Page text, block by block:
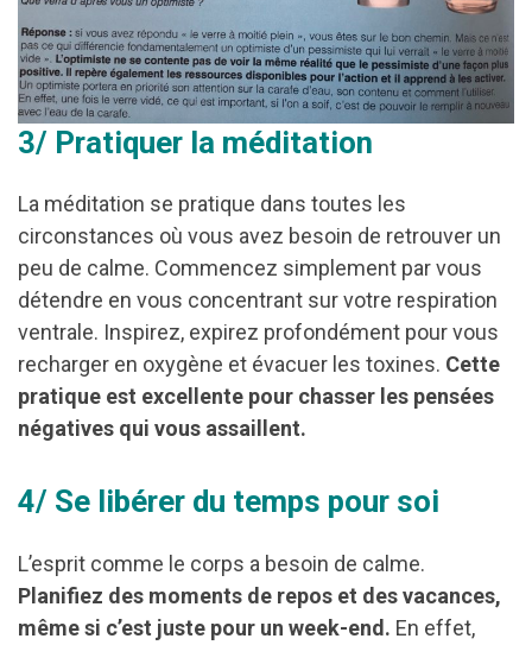
3/ Pratiquer la méditation
La méditation se pratique dans toutes les
circonstances où vous avez besoin de retrouver un
peu de calme. Commencez simplement par vous
détendre en vous concentrant sur votre respiration
ventrale. Inspirez, expirez profondément pour vous
recharger en oxygène et évacuer les toxines. Cette
pratique est excellente pour chasser les pensées
négatives qui vous assaillent.
4/ Se libérer du temps pour soi
L’esprit comme le corps a besoin de calme.
Planifiez des moments de repos et des vacances,
même si c’est juste pour un week-end. En effet,